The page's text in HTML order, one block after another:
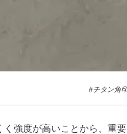
#チタン角
く強度が高いことから、重